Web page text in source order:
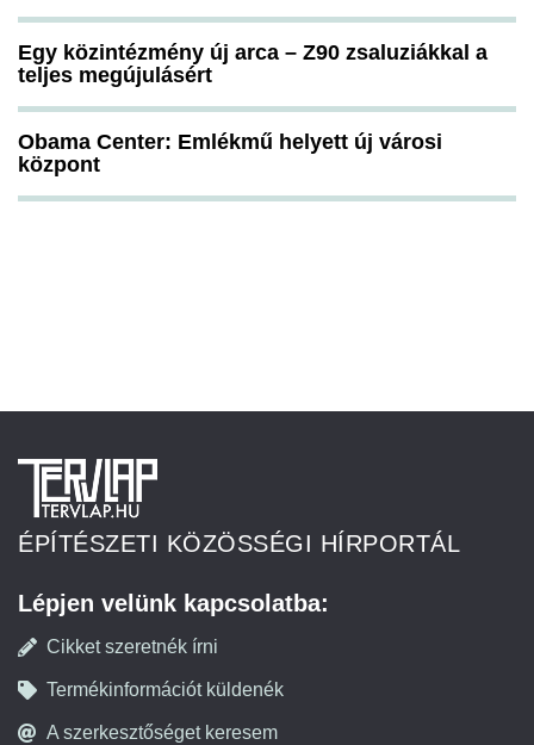
Egy közintézmény új arca – Z90 zsaluziákkal a
teljes megújulásért
Obama Center: Emlékmű helyett új városi
központ
ÉPÍTÉSZETI KÖZÖSSÉGI HÍRPORTÁL
Lépjen velünk kapcsolatba:
Cikket szeretnék írni
Termékinformációt küldenék
A szerkesztőséget keresem